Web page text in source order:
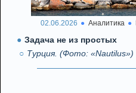
02.06.2026 Аналитика
Задача не из простых
Турция. (Фото: «Nautilus»)